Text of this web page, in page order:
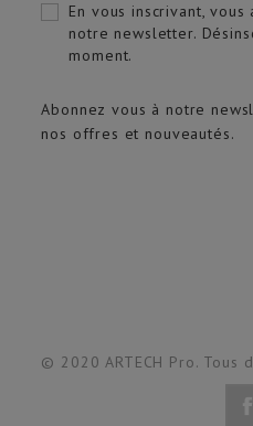
Abonnez vous à notre
nos offres et nouveautés.
En vous inscrivant,
notre newsletter.
moment.
© 2020 ARTECH Pro. Tous